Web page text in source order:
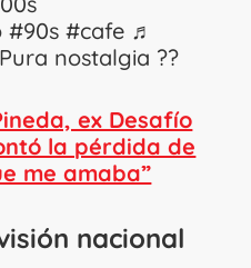
#90s #cafe ♬
nostalgia ??
ex Desafío
la pérdida de
me amaba”
nacional